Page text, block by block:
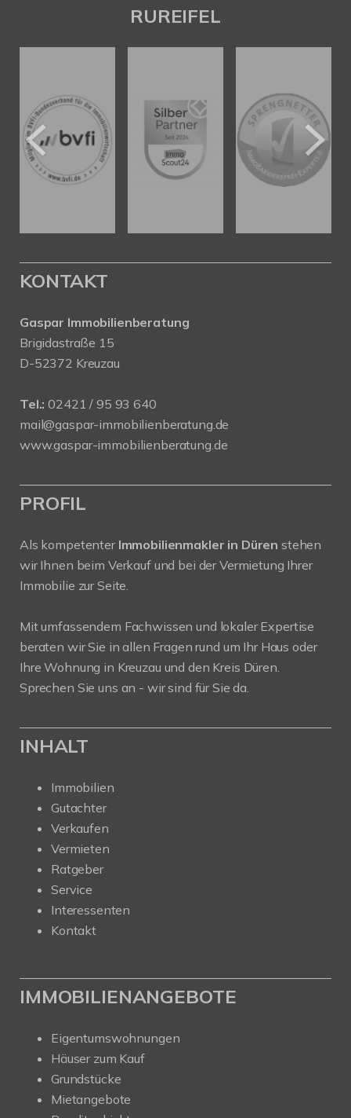
RUREIFEL
KONTAKT
Gaspar Immobilienberatung
Brigidastraße 15
D-52372 Kreuzau
Tel.: 02421 / 95 93 640
mail@gaspar-immobilienberatung.de
www.gaspar-immobilienberatung.de
PROFIL
Als kompetenter Immobilienmakler in Düren stehen
wir Ihnen beim Verkauf und bei der Vermietung Ihrer
Immobilie zur Seite.
Mit umfassendem Fachwissen und lokaler Expertise
beraten wir Sie in allen Fragen rund um Ihr Haus oder
Ihre Wohnung in Kreuzau und den Kreis Düren.
Sprechen Sie uns an - wir sind für Sie da.
INHALT
Immobilien
Gutachter
Verkaufen
Vermieten
Ratgeber
Service
Interessenten
Kontakt
IMMOBILIENANGEBOTE
Eigentumswohnungen
Häuser zum Kauf
Grundstücke
Mietangebote